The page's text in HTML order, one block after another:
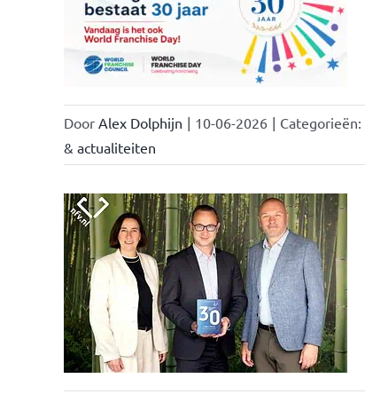
Door Alex Dolphijn | 10-06-2026 | Categorieën:
& actualiteiten